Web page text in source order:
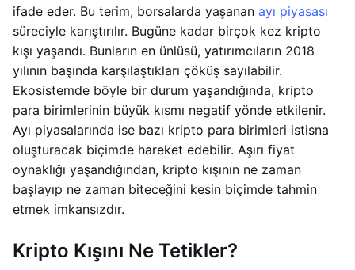
ifade eder. Bu terim, borsalarda yaşanan ayı piyasası
süreciyle karıştırılır. Bugüne kadar birçok kez kripto
kışı yaşandı. Bunların en ünlüsü, yatırımcıların 2018
yılının başında karşılaştıkları çöküş sayılabilir.
Ekosistemde böyle bir durum yaşandığında, kripto
para birimlerinin büyük kısmı negatif yönde etkilenir.
Ayı piyasalarında ise bazı kripto para birimleri istisna
oluşturacak biçimde hareket edebilir. Aşırı fiyat
oynaklığı yaşandığından, kripto kışının ne zaman
başlayıp ne zaman biteceğini kesin biçimde tahmin
etmek imkansızdır.
Kripto Kışını Ne Tetikler?